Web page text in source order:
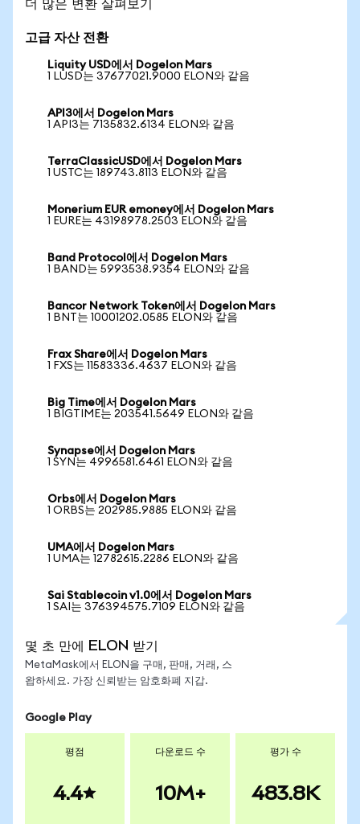
고급 자산 전환
Liquity USD에서 Dogelon Mars
1 LUSD는 37677021.9000 ELON와 같음
API3에서 Dogelon Mars
1 API3는 7135832.6134 ELON와 같음
TerraClassicUSD에서 Dogelon Mars
1 USTC는 189743.8113 ELON와 같음
Monerium EUR emoney에서 Dogelon Mars
1 EURE는 43198978.2503 ELON와 같음
Band Protocol에서 Dogelon Mars
1 BAND는 5993538.9354 ELON와 같음
Bancor Network Token에서 Dogelon Mars
1 BNT는 10001202.0585 ELON와 같음
Frax Share에서 Dogelon Mars
1 FXS는 11583336.4637 ELON와 같음
Big Time에서 Dogelon Mars
1 BIGTIME는 203541.5649 ELON와 같음
Synapse에서 Dogelon Mars
1 SYN는 4996581.6461 ELON와 같음
Orbs에서 Dogelon Mars
1 ORBS는 202985.9885 ELON와 같음
UMA에서 Dogelon Mars
1 UMA는 12782615.2286 ELON와 같음
Sai Stablecoin v1.0에서 Dogelon Mars
1 SAI는 376394575.7109 ELON와 같음
몇 초 만에 ELON 받기
MetaMask에서 ELON을 구매, 판매, 거래, 스
왑하세요. 가장 신뢰받는 암호화폐 지갑.
Google Play
평점
4.4
다운로드 수
10M+
평가 수
483.8K